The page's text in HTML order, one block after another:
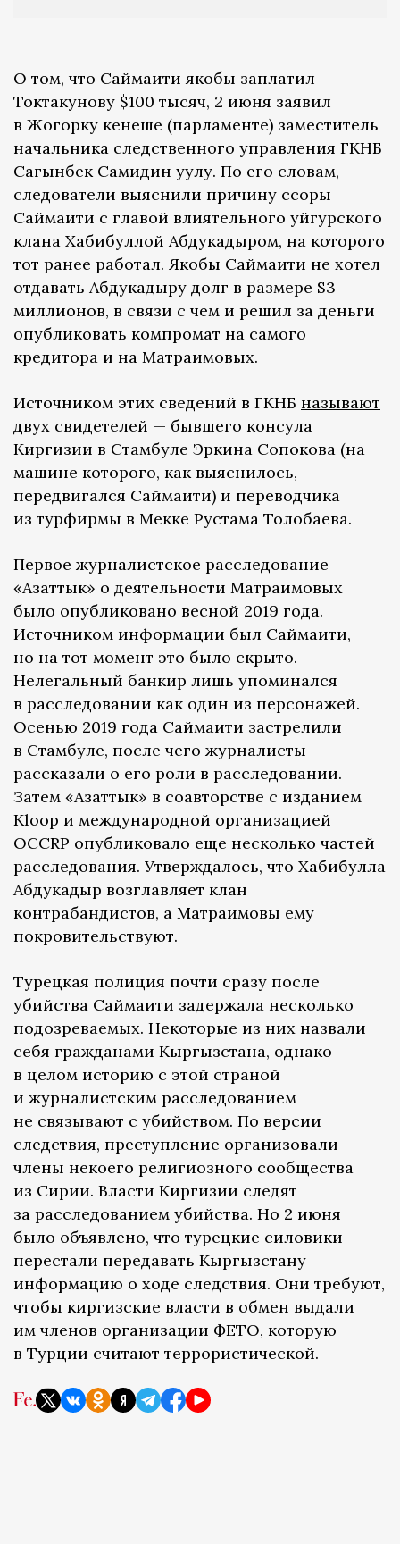
О том, что Саймаити якобы заплатил
Токтакунову $100 тысяч, 2 июня заявил
в Жогорку кенеше (парламенте) заместитель
начальника следственного управления ГКНБ
Сагынбек Самидин уулу. По его словам,
следователи выяснили причину ссоры
Саймаити с главой влиятельного уйгурского
клана Хабибуллой Абдукадыром, на которого
тот ранее работал. Якобы Саймаити не хотел
отдавать Абдукадыру долг в размере $3
миллионов, в связи с чем и решил за деньги
опубликовать компромат на самого
кредитора и на Матраимовых.
Источником этих сведений в ГКНБ называют
двух свидетелей — бывшего консула
Киргизии в Стамбуле Эркина Сопокова (на
машине которого, как выяснилось,
передвигался Саймаити) и переводчика
из турфирмы в Мекке Рустама Толобаева.
Первое журналистское расследование
«Азаттык» о деятельности Матраимовых
было опубликовано весной 2019 года.
Источником информации был Саймаити,
но на тот момент это было скрыто.
Нелегальный банкир лишь упоминался
в расследовании как один из персонажей.
Осенью 2019 года Саймаити застрелили
в Стамбуле, после чего журналисты
рассказали о его роли в расследовании.
Затем «Азаттык» в соавторстве с изданием
Kloop и международной организацией
OCCRP опубликовало еще несколько частей
расследования. Утверждалось, что Хабибулла
Абдукадыр возглавляет клан
контрабандистов, а Матраимовы ему
покровительствуют.
Турецкая полиция почти сразу после
убийства Саймаити задержала несколько
подозреваемых. Некоторые из них назвали
себя гражданами Кыргызстана, однако
в целом историю с этой страной
и журналистским расследованием
не связывают с убийством. По версии
следствия, преступление организовали
члены некоего религиозного сообщества
из Сирии. Власти Киргизии следят
за расследованием убийства. Но 2 июня
было объявлено, что турецкие силовики
перестали передавать Кыргызстану
информацию о ходе следствия. Они требуют,
чтобы киргизские власти в обмен выдали
им членов организации ФЕТО, которую
в Турции считают террористической.